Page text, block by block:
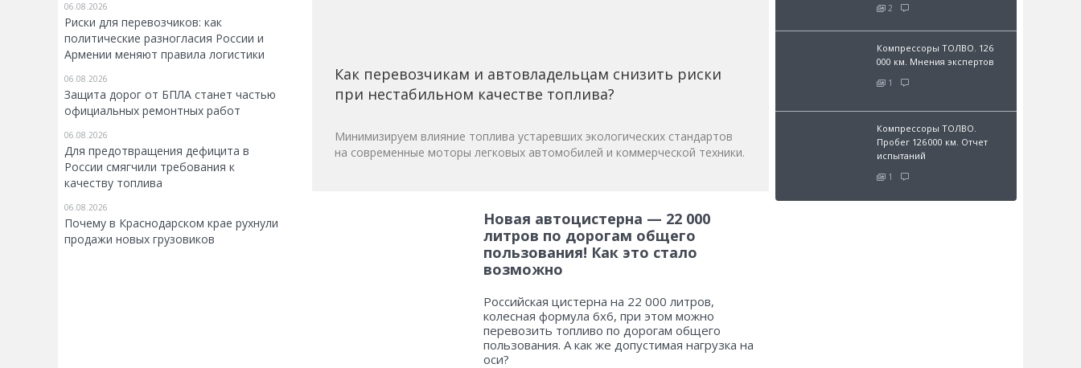
06.08.2026
Риски для перевозчиков: как
политические разногласия России и
Армении меняют правила логистики
06.08.2026
Защита дорог от БПЛА станет частью
официальных ремонтных работ
06.08.2026
Для предотвращения дефицита в
России смягчили требования к
качеству топлива
06.08.2026
Почему в Краснодарском крае рухнули
продажи новых грузовиков
Как перевозчикам и автовладельцам снизить риски
при нестабильном качестве топлива?
Минимизируем влияние топлива устаревших экологических стандартов
на современные моторы легковых автомобилей и коммерческой техники.
Новая автоцистерна — 22 000
литров по дорогам общего
пользования! Как это стало
возможно
Российская цистерна на 22 000 литров,
колесная формула 6х6, при этом можно
перевозить топливо по дорогам общего
пользования. А как же допустимая нагрузка на
оси?
2
Компрессоры ТОЛВО. 126
000 км. Мнения экспертов
1
Компрессоры ТОЛВО.
Пробег 126 000 км. Отчет
испытаний
1